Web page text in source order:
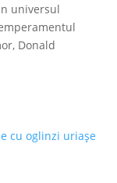
universul
Donald